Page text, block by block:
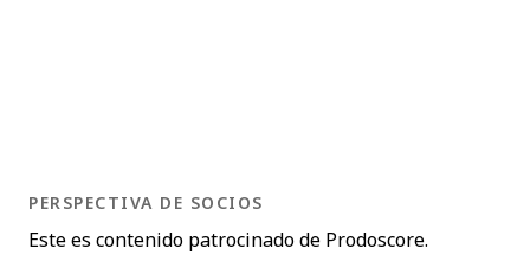
PERSPECTIVA DE SOCIOS
Este es contenido patrocinado de Prodoscore.